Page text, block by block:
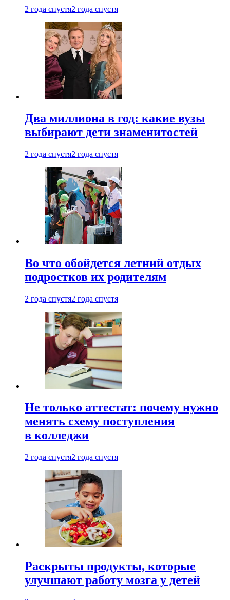
2 года спустя2 года спустя
Два миллиона в год: какие вузы
выбирают дети знаменитостей
2 года спустя2 года спустя
Во что обойдется летний отдых
подростков их родителям
2 года спустя2 года спустя
Не только аттестат: почему нужно
менять схему поступления
в колледжи
2 года спустя2 года спустя
Раскрыты продукты, которые
улучшают работу мозга у детей